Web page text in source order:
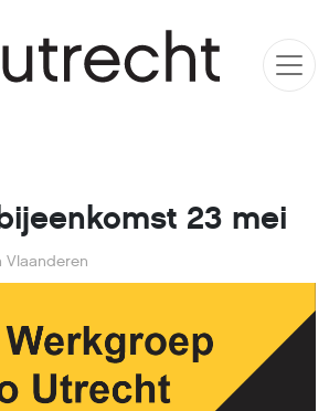
23 mei
Vlaanderen